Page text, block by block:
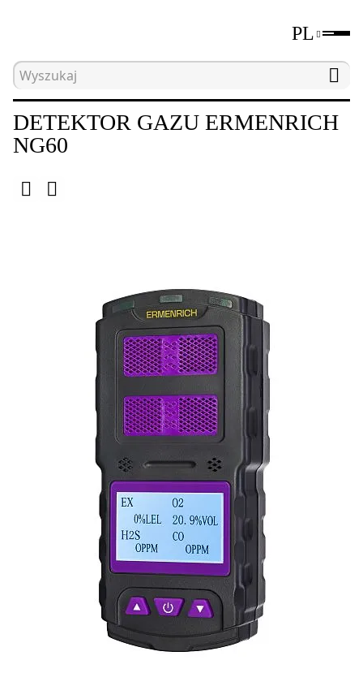
PL
Strona główna Urządzenia do prób
DETEKTOR GAZU ERMENRICH
NG60